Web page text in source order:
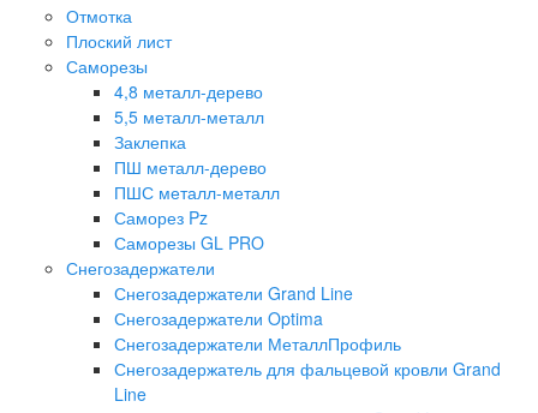
Отмотка
Плоский лист
Саморезы
4,8 металл-дерево
5,5 металл-металл
Заклепка
ПШ металл-дерево
ПШС металл-металл
Саморез Pz
Саморезы GL PRO
Снегозадержатели
Снегозадержатели Grand Line
Снегозадержатели Optima
Снегозадержатели МеталлПрофиль
Снегозадержатель для фальцевой кровли Grand
Line